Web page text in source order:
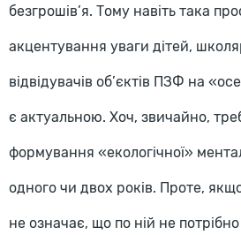
безгрошів’я. Тому навіть така
акцентування уваги дітей,
відвідувачів об’єктів ПЗФ на
є актуальною. Хоч, звичайно,
формування «екологічної»
одного чи двох років. Проте,
не означає, що по ній не